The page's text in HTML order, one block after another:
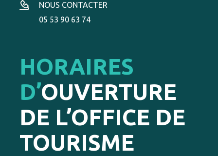
NOUS CONTACTER
05 53 90 63 74
HORAIRES
D’OUVERTURE
DE L’OFFICE DE
TOURISME